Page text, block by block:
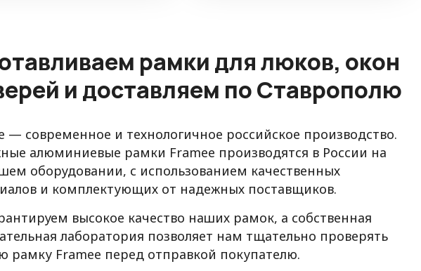
рамки для люков, окон
и доставляем по Ставрополю
— современное и технологичное российское производство.
алюминиевые рамки Framee производятся в России на
оборудовании, с использованием качественных
и комплектующих от надежных поставщиков.
высокое качество наших рамок, а собственная
лаборатория позволяет нам тщательно проверять
рамку Framee перед отправкой покупателю.